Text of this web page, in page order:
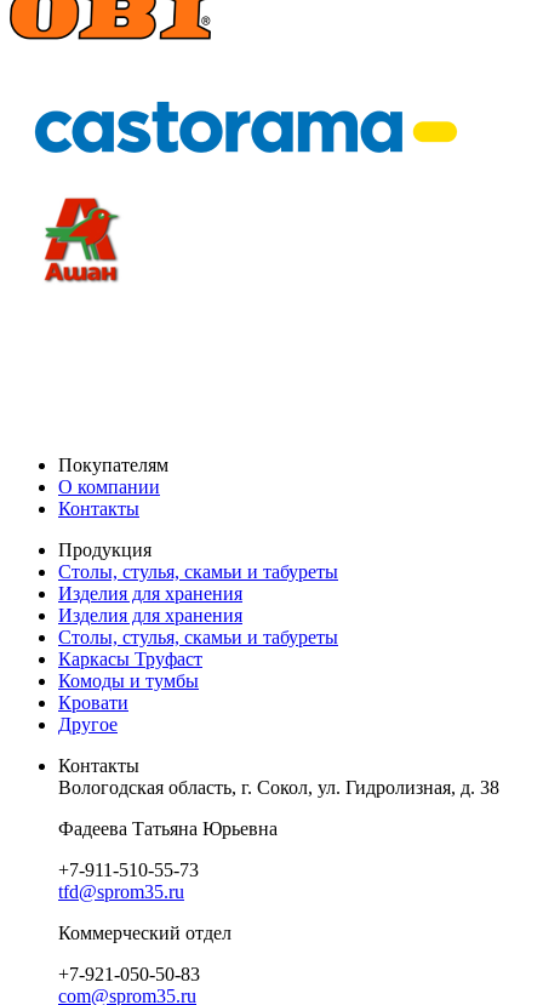
Покупателям
О компании
Контакты
Продукция
Столы, стулья, скамьи и табуреты
Изделия для хранения
Изделия для хранения
Столы, стулья, скамьи и табуреты
Каркасы Труфаст
Комоды и тумбы
Кровати
Другое
Контакты
Вологодская область, г. Сокол, ул. Гидролизная, д. 38
Фадеева Татьяна Юрьевна
+7-911-510-55-73
tfd@sprom35.ru
Коммерческий отдел
+7-921-050-50-83
com@sprom35.ru